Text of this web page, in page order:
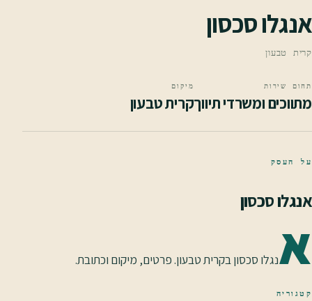
אנגלו סכסון
קרית טבעון
תחום שירות
מתווכים ומשרדי תיווך
מיקום
קרית טבעון
על העסק
אנגלו סכסון
אנגלו סכסון בקרית טבעון. פרטים, מיקום וכתובת.
קטגוריה